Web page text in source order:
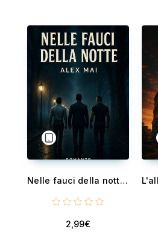
Nelle fauci della notte - L'Impero delle Ombre — Vol. 2
2,99€